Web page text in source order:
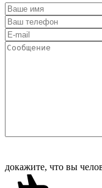
докажите, что вы